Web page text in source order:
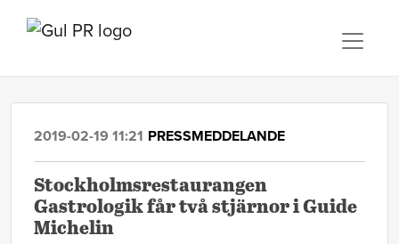
2019-02-19 11:21 PRESSMEDDELANDE
Stockholmsrestaurangen
Gastrologik får två stjärnor i Guide
Michelin